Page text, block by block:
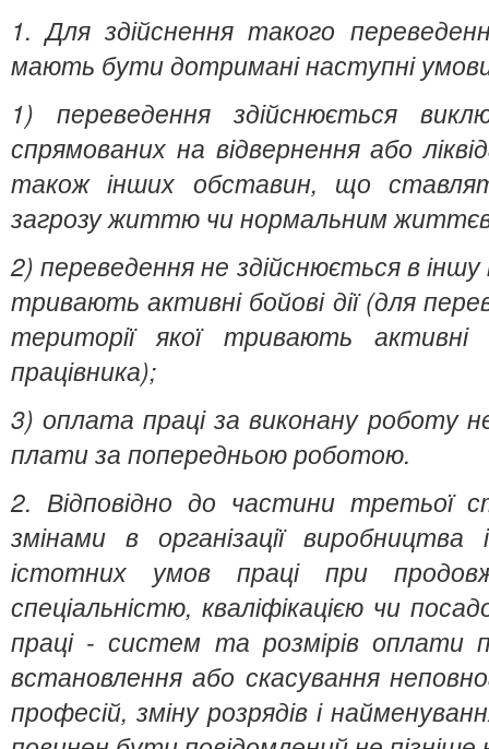
1. Для здійснення такого
мають бути дотримані наступні
1) переведення здійснюється
спрямованих на відвернення або
також інших обставин, що
загрозу життю чи нормальним
2) переведення не здійснюється в іншу
тривають активні бойові дії (для
території якої тривають активні
працівника);
3) оплата праці за виконану роботу
плати за попередньою роботою.
2. Відповідно до частини третьої
змінами в організації виробництва
істотних умов праці при
спеціальністю, кваліфікацією чи
праці - систем та розмірів оплати
встановлення або скасування
професій, зміну розрядів і